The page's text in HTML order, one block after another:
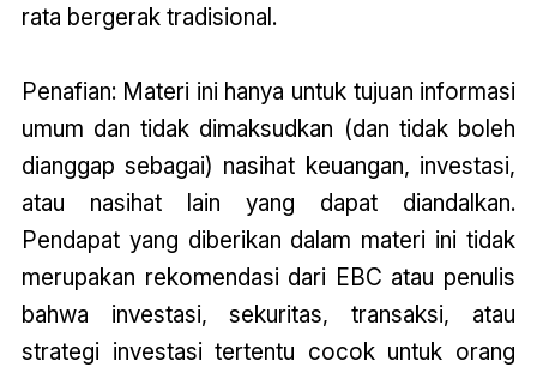
rata bergerak tradisional.
Penafian: Materi ini hanya untuk tujuan informasi
umum dan tidak dimaksudkan (dan tidak boleh
dianggap sebagai) nasihat keuangan, investasi,
atau nasihat lain yang dapat diandalkan.
Pendapat yang diberikan dalam materi ini tidak
merupakan rekomendasi dari EBC atau penulis
bahwa investasi, sekuritas, transaksi, atau
strategi investasi tertentu cocok untuk orang